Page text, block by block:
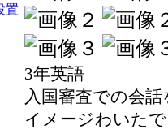
置
3年英語
入国審査での会
イメージわいた